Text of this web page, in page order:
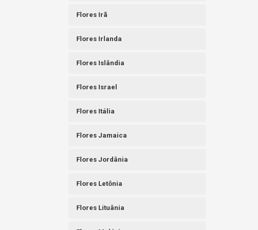
Flores Irã
Flores Irlanda
Flores Islândia
Flores Israel
Flores Itália
Flores Jamaica
Flores Jordânia
Flores Letônia
Flores Lituânia